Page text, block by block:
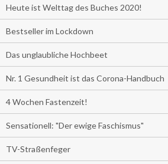
Heute ist Welttag des Buches 2020!
Bestseller im Lockdown
Das unglaubliche Hochbeet
Nr. 1 Gesundheit ist das Corona-Handbuch
4 Wochen Fastenzeit!
Sensationell: "Der ewige Faschismus"
TV-Straßenfeger